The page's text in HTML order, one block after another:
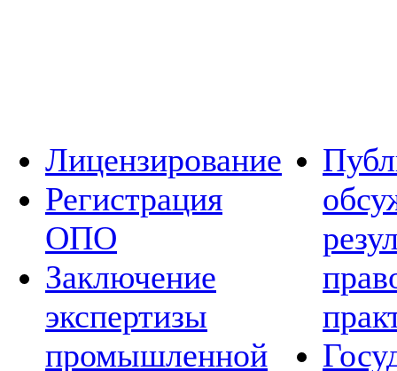
Лицензирование
Регистрация
ОПО
Заключение
экспертизы
промышленной